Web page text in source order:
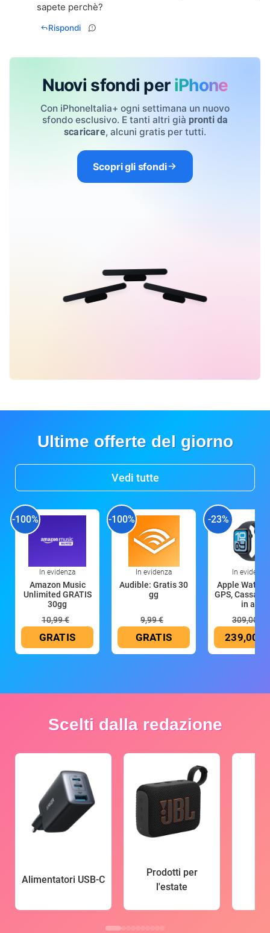
sapete perchè?
Rispondi
Nuovi sfondi per iPhone
Con iPhoneItalia+ ogni settimana un nuovo
sfondo esclusivo. E tanti altri già pronti da
scaricare, alcuni gratis per tutti.
Scopri gli sfondi
Ultime offerte del giorno
Vedi tutte
-100%
In evidenza
Amazon Music
Unlimited GRATIS
30gg
10,99 €
GRATIS
-100%
In evidenza
Audible: Gratis 30
gg
9,99 €
GRATIS
-23%
In evidenza
Apple Watch
GPS, Cassa
in all
309,00 €
239,00 €
Scelti dalla redazione
Alimentatori USB-C
Prodotti per
l'estate